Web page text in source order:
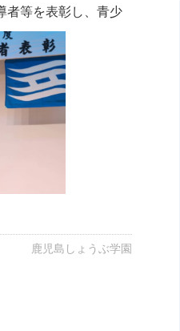
者等を表彰し、青少
鹿児島しょうぶ学園